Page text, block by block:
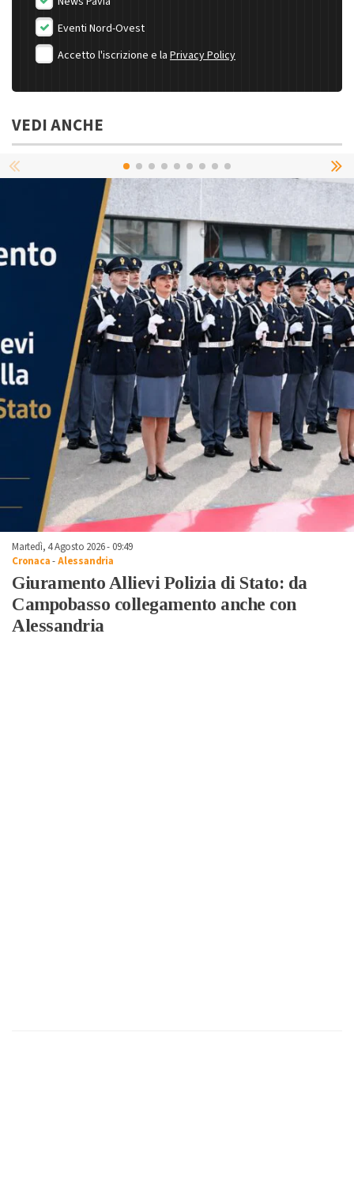
Eventi Nord-Ovest
Accetto l'iscrizione e la Privacy Policy
VEDI ANCHE
Martedì, 4 Agosto 2026 - 09:49
Cronaca-Alessandria
Giuramento Allievi Polizia di Stato: da
Campobasso collegamento anche con
Alessandria